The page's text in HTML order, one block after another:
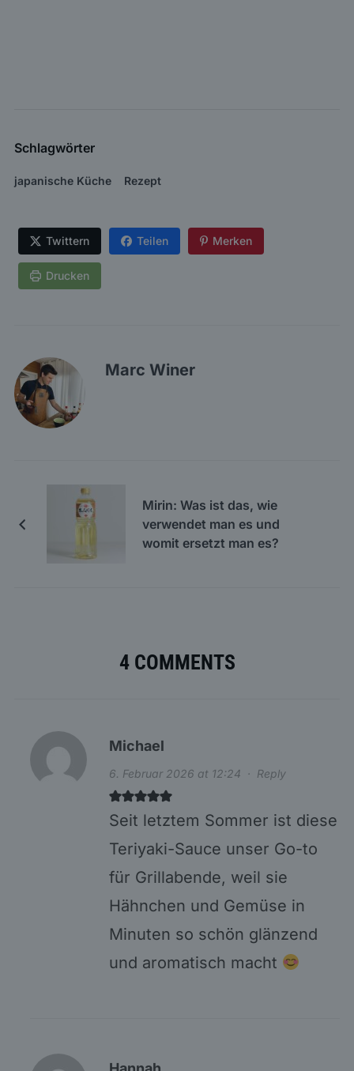
Schlagwörter
japanische Küche Rezept
Twittern Teilen Merken
Drucken
Marc Winer
Mirin: Was ist das, wie
verwendet man es und
womit ersetzt man es?
4 COMMENTS
Michael
6. Februar 2026 at 12:24 · Reply
Seit letztem Sommer ist diese
Teriyaki-Sauce unser Go-to
für Grillabende, weil sie
Hähnchen und Gemüse in
Minuten so schön glänzend
und aromatisch macht